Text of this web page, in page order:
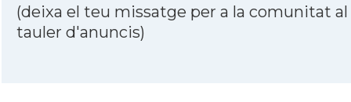
(deixa el teu missatge per a la comunitat al
tauler d'anuncis)